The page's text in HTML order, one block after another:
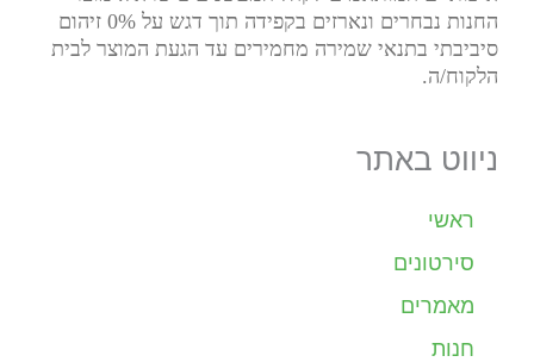
החנות נבחרים ונארזים בקפידה תוך דגש על 0% זיהום
סיביבתי בתנאי שמירה מחמירים עד הגעת המוצר לבית
הלקוח/ה.
ניווט באתר
ראשי
סירטונים
מאמרים
חנות